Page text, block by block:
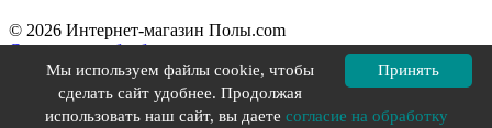
© 2026 Интернет-магазин Полы.com
Согласие на обработку персональных данных
Политика конфиденциальности
Политика в отношении файлов cookie
Разработка сайта YOU-X
Принять
Мы используем файлы cookie, чтобы
сделать сайт удобнее. Продолжая
использовать наш сайт, вы даете согласие на обработку